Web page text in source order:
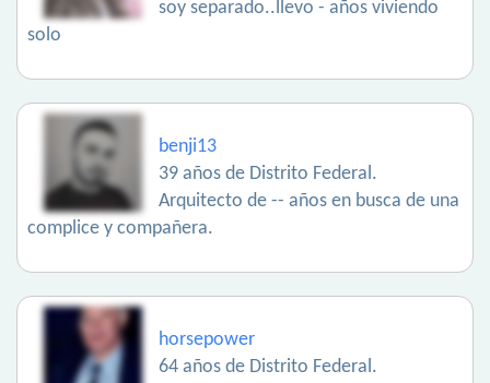
soy separado..llevo - años viviendo
solo
benji13
39 años de Distrito Federal.
Arquitecto de -- años en busca de una
complice y compañera.
horsepower
64 años de Distrito Federal.